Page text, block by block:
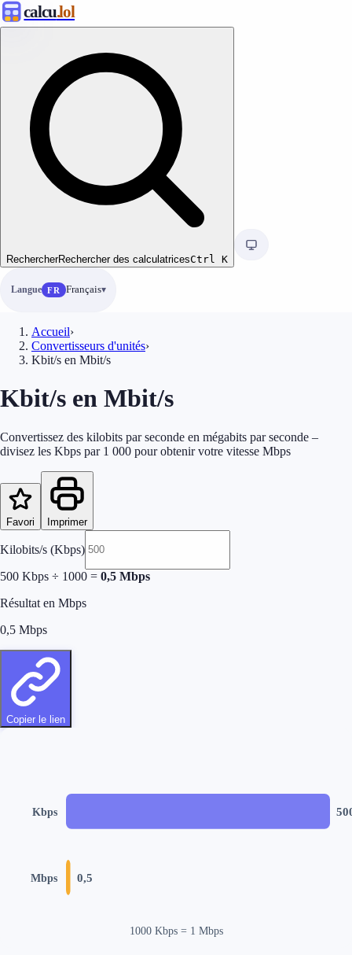
calcu.lol
RechercherRechercher des calculatricesCtrl K
Langue FR Français
Accueil›
Convertisseurs d'unités›
Kbit/s en Mbit/s
Kbit/s en Mbit/s
Convertissez des kilobits par seconde en mégabits par seconde –
divisez les Kbps par 1 000 pour obtenir votre vitesse Mbps
Favori Imprimer
Kilobits/s (Kbps)
500 Kbps ÷ 1000 = 0,5 Mbps
Résultat en Mbps
0,5 Mbps
Copier le lien
Kbps
Mbps 0,5
1000 Kbps = 1 Mbps